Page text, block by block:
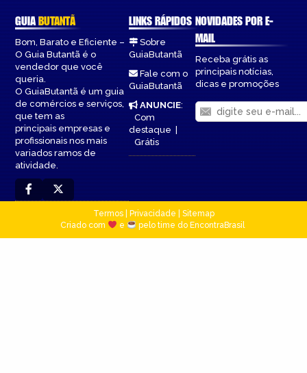
GUIABUTANTÃ
Bom, Barato e Eficiente –
O Guia Butantã é o
vendedor que você
queria.
O GuiaButantã é um guia
de comércios e serviços,
que tem as
principais empresas e
profissionais nos mais
variados ramos de
atividade.
LINKS RÁPIDOS
Sobre
GuiaButantã
Fale com o
GuiaButantã
ANUNCIE:
Com
destaque|
Grátis
NOVIDADES POR E-
MAIL
Receba grátis as
principais notícias,
dicas e promoções
Termos| Privacidade
Sitemap
Criado com
e pelo time do EncontraBrasil